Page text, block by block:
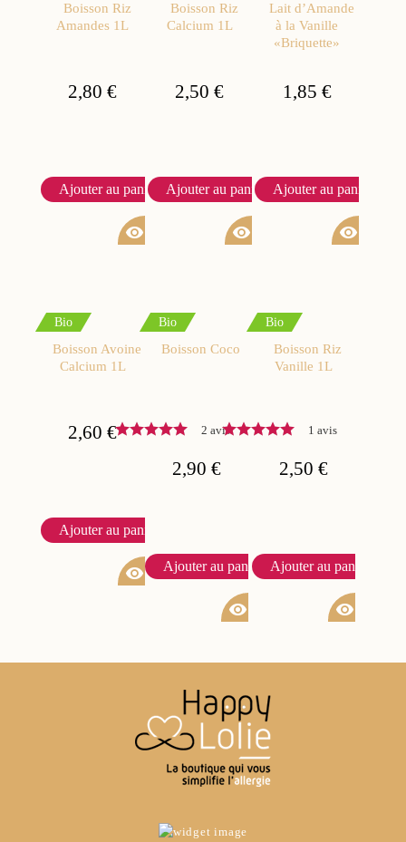
Boisson Riz
Amandes 1L
2,80 €
Ajouter au panier
visibility
Boisson Riz
Calcium 1L
2,50 €
Ajouter au panier
visibility
Lait d’Amande
à la Vanille
«Briquette»
1,85 €
Ajouter au panier
visibility
Bio
Boisson Avoine
Calcium 1L
2,60 €
Ajouter au panier
visibility
Bio
Boisson Coco
2 avis
2,90 €
Ajouter au panier
visibility
Bio
Boisson Riz
Vanille 1L
1 avis
2,50 €
Ajouter au panier
visibility